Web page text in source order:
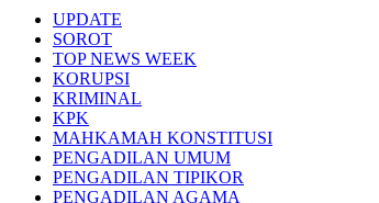
UPDATE
SOROT
TOP NEWS WEEK
KORUPSI
KRIMINAL
KPK
MAHKAMAH KONSTITUSI
PENGADILAN UMUM
PENGADILAN TIPIKOR
PENGADILAN AGAMA